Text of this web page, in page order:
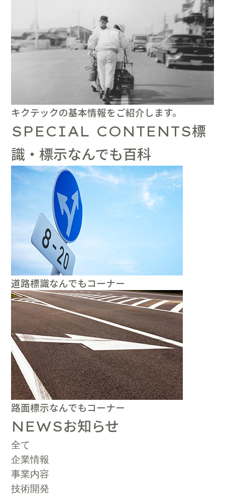
キクテックの基本情報をご紹介します。
SPECIAL CONTENTS標
識・標示なんでも百科
道路標識なんでもコーナー
路面標示なんでもコーナー
NEWSお知らせ
全て
企業情報
事業内容
技術開発